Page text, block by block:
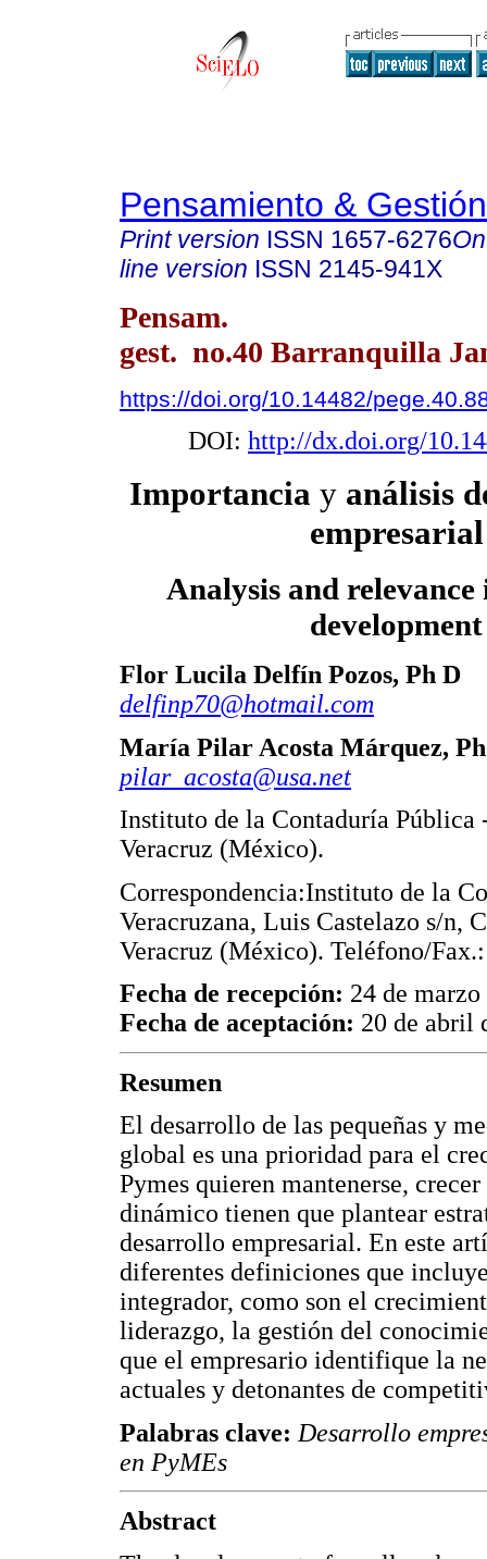
Pensamiento & Gestión
Print version ISSN 1657-6276
line version ISSN 2145-941X
Pensam.
gest. no.40 Barranquilla
https://doi.org/10.14482/
DOI: http://dx.doi.org/
Importanciay análisis
empresarial
Analysis and relevance
development
Flor Lucila Delfín Pozos, Ph D
delfinp70@hotmail.com
María Pilar Acosta Márquez,
pilar_acosta@usa.net
Instituto de la Contaduría Pública
Veracruz (México).
Correspondencia:Instituto de la
Veracruzana, Luis Castelazo s/n,
Veracruz (México). Teléfono/
Fecha de recepción: 24 de
Fecha de aceptación: 20 de abril
Resumen
El desarrollo de las pequeñas y
global es una prioridad para el
Pymes quieren mantenerse,
dinámico tienen que plantear
desarrollo empresarial. En este
diferentes definiciones que
integrador, como son el
liderazgo, la gestión del
que el empresario identifique la
actuales y detonantes de
Palabras clave: Desarrollo
en PyMEs
Abstract